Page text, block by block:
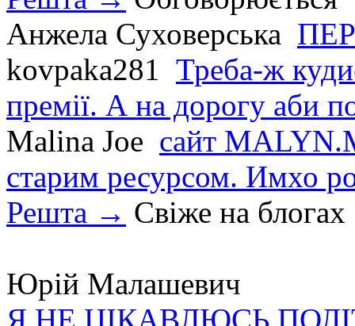
Анжела Суховерська
kovpaka281 Треба-ж
премії. А на дорогу аби
Malina Joe сайт
старим ресурсом. Имхо
Решта → Свіже на блогах
Юрій Малашевич